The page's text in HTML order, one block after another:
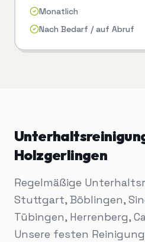
Monatlich
Nach Bedarf / auf Abruf
Holzgerlingen
Regelmäßige
Stuttgart, Böblingen,
Tübingen, Herrenberg,
Unsere festen